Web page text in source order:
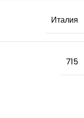
Италия
715